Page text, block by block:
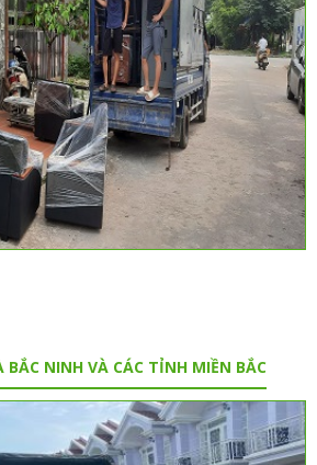
BẮC NINH VÀ CÁC TỈNH MIỀN BẮC